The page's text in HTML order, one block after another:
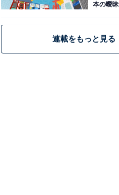
本の曖
連載をもっと見る